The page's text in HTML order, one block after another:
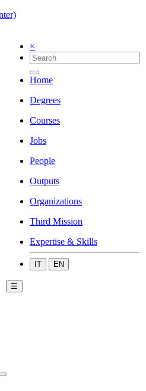
×
Home
Degrees
Courses
Jobs
People
Outputs
Organizations
Third Mission
Expertise & Skills
IT EN
☰